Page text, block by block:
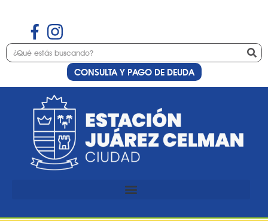
CONSULTA Y PAGO DE DEUDA
Día:29 de enero de
2025
La vicegobernadora Myrian